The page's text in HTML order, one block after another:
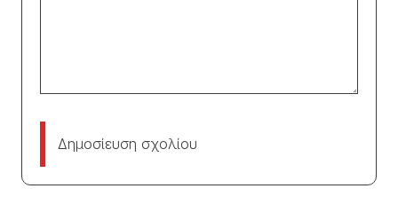
Δημοσίευση σχολίου